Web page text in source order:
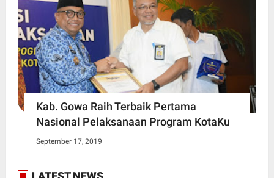
Kab. Gowa Raih Terbaik Pertama
Nasional Pelaksanaan Program KotaKu
September 17, 2019